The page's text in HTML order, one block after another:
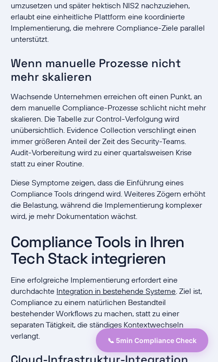
umzusetzen und später hektisch NIS2 nachzuziehen,
erlaubt eine einheitliche Plattform eine koordinierte
Implementierung, die mehrere Compliance-Ziele parallel
unterstützt.
Wenn manuelle Prozesse nicht
mehr skalieren
Wachsende Unternehmen erreichen oft einen Punkt, an
dem manuelle Compliance-Prozesse schlicht nicht mehr
skalieren. Die Tabelle zur Control-Verfolgung wird
unübersichtlich. Evidence Collection verschlingt einen
immer größeren Anteil der Zeit des Security-Teams.
Audit-Vorbereitung wird zu einer quartalsweisen Krise
statt zu einer Routine.
Diese Symptome zeigen, dass die Einführung eines
Compliance Tools dringend wird. Weiteres Zögern erhöht
die Belastung, während die Implementierung komplexer
wird, je mehr Dokumentation wächst.
Compliance Tools in Ihren
Tech Stack integrieren
Eine erfolgreiche Implementierung erfordert eine
durchdachte Integration in bestehende Systeme . Ziel ist,
Compliance zu einem natürlichen Bestandteil
bestehender Workflows zu machen, statt zu einer
separaten Tätigkeit, die ständiges Kontextwechseln
verlangt.
📞 5min Compliance Check